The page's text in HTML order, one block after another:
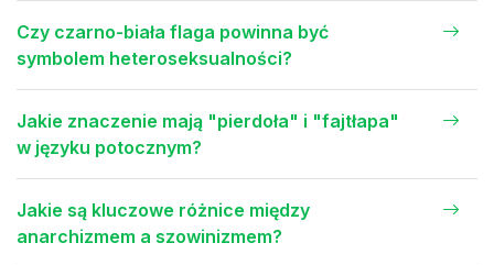
Czy czarno-biała flaga powinna być
symbolem heteroseksualności?
Jakie znaczenie mają "pierdoła" i "fajtłapa"
w języku potocznym?
Jakie są kluczowe różnice między
anarchizmem a szowinizmem?